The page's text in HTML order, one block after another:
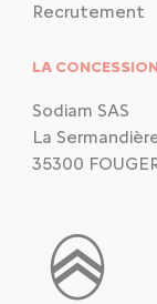
Recrutement
LA
Sodiam SAS
La
35300